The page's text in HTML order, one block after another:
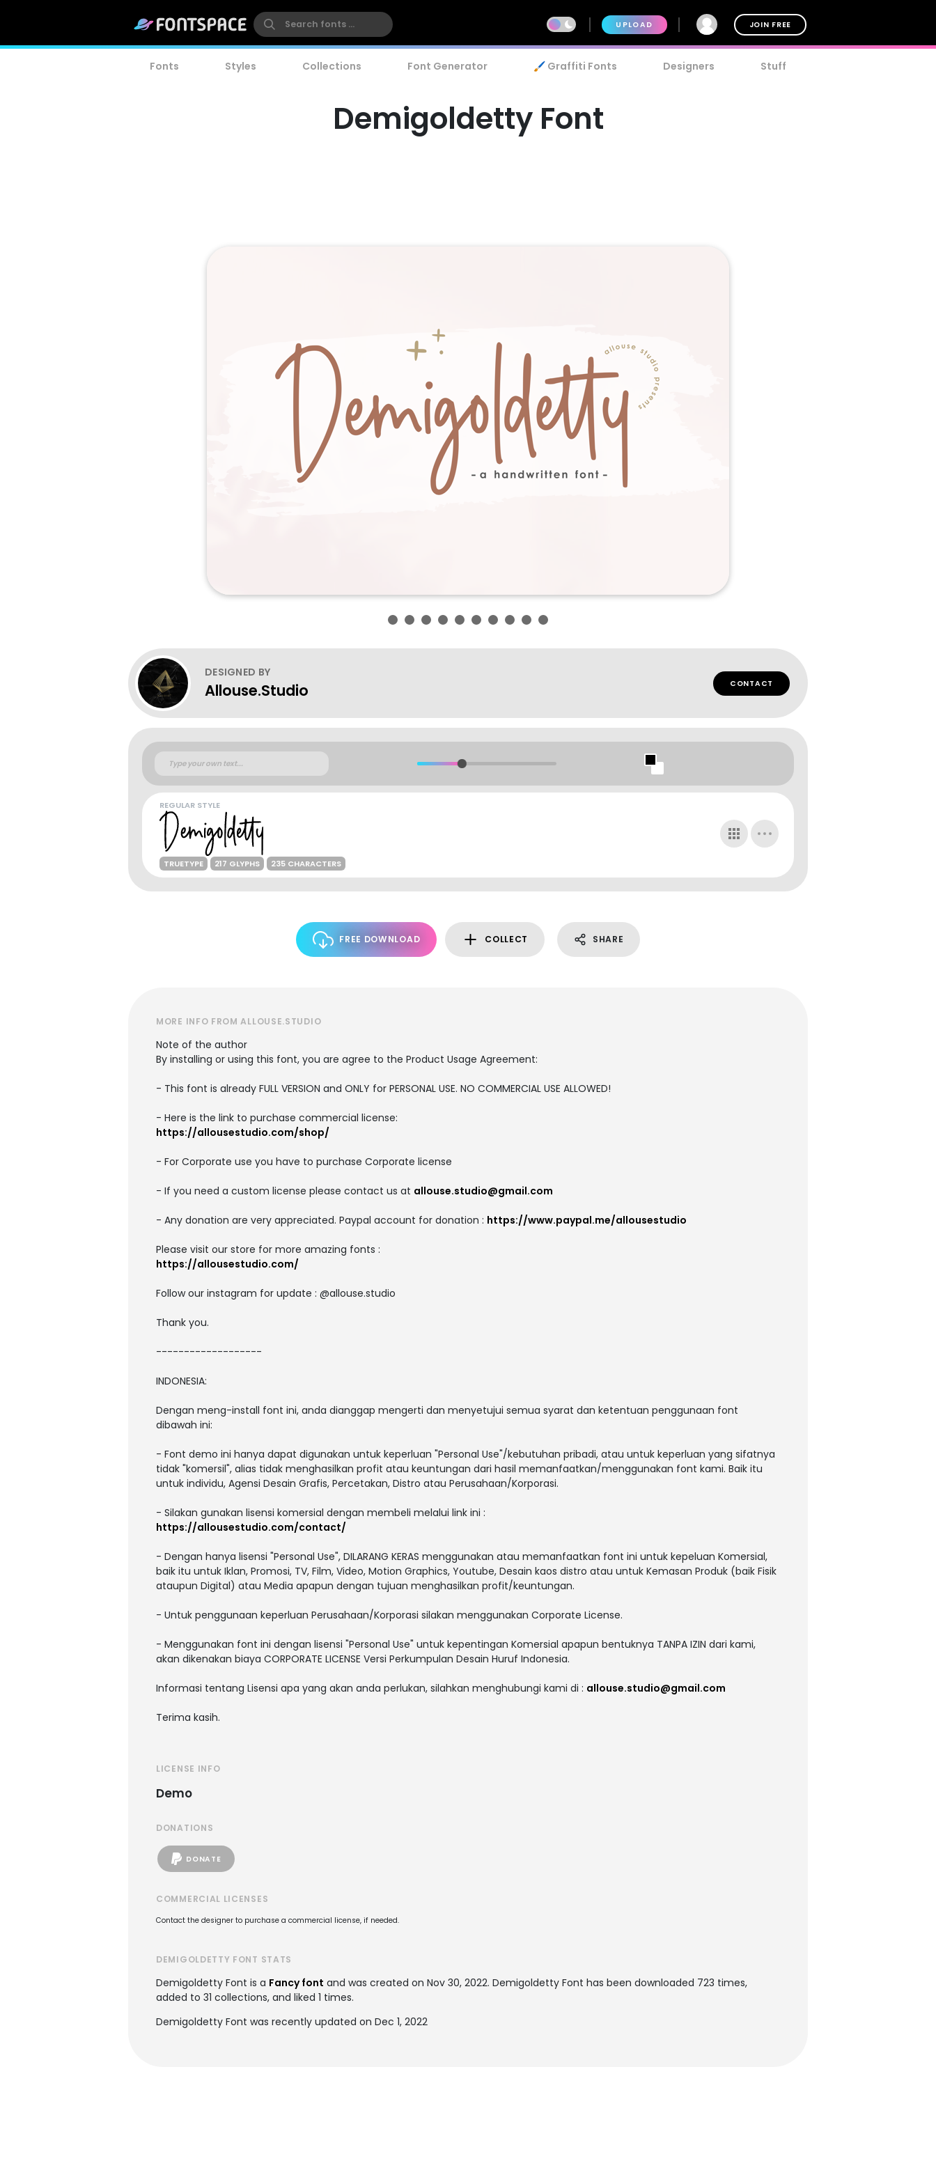
UPLOAD JOIN FREE
Fonts Styles Collections Font Generator 🖌️ Graffiti Fonts Designers Stuff
Demigoldetty Font
DESIGNED BY
Allouse.Studio CONTACT
REGULAR STYLE
TRUETYPE 217 GLYPHS 235 CHARACTERS
FREE DOWNLOAD COLLECT SHARE
MORE INFO FROM ALLOUSE.STUDIO
Note of the author
By installing or using this font, you are agree to the Product Usage Agreement:
- This font is already FULL VERSION and ONLY for PERSONAL USE. NO COMMERCIAL USE ALLOWED!
- Here is the link to purchase commercial license:
https://allousestudio.com/shop/
- For Corporate use you have to purchase Corporate license
- If you need a custom license please contact us at allouse.studio@gmail.com
- Any donation are very appreciated. Paypal account for donation : https://www.paypal.me/allousestudio
Please visit our store for more amazing fonts :
https://allousestudio.com/
Follow our instagram for update : @allouse.studio
Thank you.
-------------------
INDONESIA:
Dengan meng-install font ini, anda dianggap mengerti dan menyetujui semua syarat dan ketentuan penggunaan font
dibawah ini:
- Font demo ini hanya dapat digunakan untuk keperluan "Personal Use"/kebutuhan pribadi, atau untuk keperluan yang sifatnya
tidak "komersil", alias tidak menghasilkan profit atau keuntungan dari hasil memanfaatkan/menggunakan font kami. Baik itu
untuk individu, Agensi Desain Grafis, Percetakan, Distro atau Perusahaan/Korporasi.
- Silakan gunakan lisensi komersial dengan membeli melalui link ini :
https://allousestudio.com/contact/
- Dengan hanya lisensi "Personal Use", DILARANG KERAS menggunakan atau memanfaatkan font ini untuk kepeluan Komersial,
baik itu untuk Iklan, Promosi, TV, Film, Video, Motion Graphics, Youtube, Desain kaos distro atau untuk Kemasan Produk (baik Fisik
ataupun Digital) atau Media apapun dengan tujuan menghasilkan profit/keuntungan.
- Untuk penggunaan keperluan Perusahaan/Korporasi silakan menggunakan Corporate License.
- Menggunakan font ini dengan lisensi "Personal Use" untuk kepentingan Komersial apapun bentuknya TANPA IZIN dari kami,
akan dikenakan biaya CORPORATE LICENSE Versi Perkumpulan Desain Huruf Indonesia.
Informasi tentang Lisensi apa yang akan anda perlukan, silahkan menghubungi kami di : allouse.studio@gmail.com
Terima kasih.
LICENSE INFO
Demo
DONATIONS
DONATE
COMMERCIAL LICENSES
Contact the designer to purchase a commercial license, if needed.
DEMIGOLDETTY FONT STATS
Demigoldetty Font is a Fancy font and was created on Nov 30, 2022. Demigoldetty Font has been downloaded 723 times,
added to 31 collections, and liked 1 times.
Demigoldetty Font was recently updated on Dec 1, 2022